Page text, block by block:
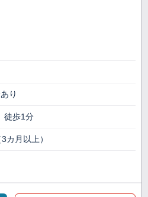
り
徒歩1分
カ月以上）